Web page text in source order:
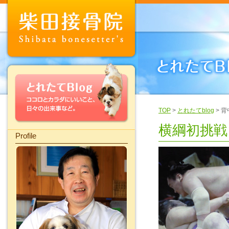
Profile
TOP > とれたてblog > 背
横綱初挑